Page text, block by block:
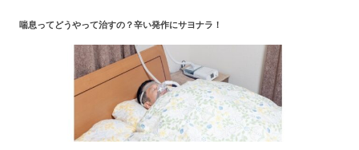
喘息ってどうやって治すの？辛い発作にサヨナラ！